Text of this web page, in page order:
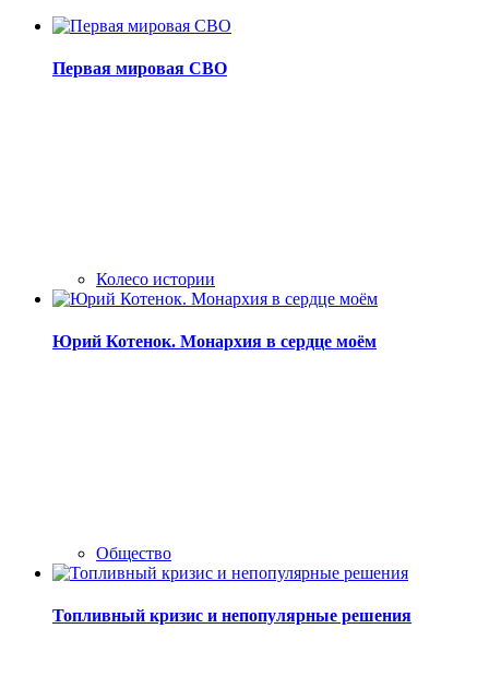
Первая мировая СВО
Колесо истории
Юрий Котенок. Монархия в сердце моём
Общество
Топливный кризис и непопулярные решения